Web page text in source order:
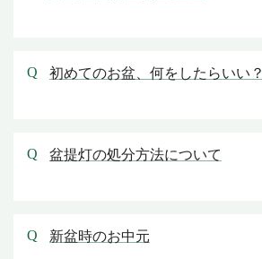
初めてのお盆、何をしたらいい？
盆提灯の処分方法について
新盆時のお中元